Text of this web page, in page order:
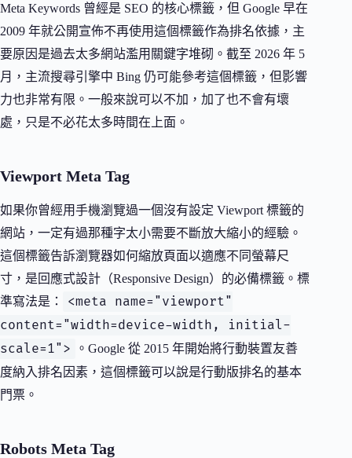
Meta Keywords 曾經是 SEO 的核心標籤，但 Google 早在
2009 年就公開宣佈不再使用這個標籤作為排名依據，主
要原因是過去太多網站濫用關鍵字堆砌。截至 2026 年 5
月，主流搜尋引擎中 Bing 仍可能參考這個標籤，但影響
力也非常有限。一般來說可以不加，加了也不會有壞
處，只是不必花太多時間在上面。
Viewport Meta Tag
如果你曾經用手機瀏覽過一個沒有設定 Viewport 標籤的
網站，一定有過那種字太小需要不斷放大縮小的經驗。
這個標籤告訴瀏覽器如何縮放頁面以適應不同螢幕尺
寸，是回應式設計（Responsive Design）的必備標籤。標
準寫法是：
<meta name="viewport"
content="width=device-width, initial-
scale=1">
。Google 從 2015 年開始將行動裝置友善
度納入排名因素，這個標籤可以說是行動版排名的基本
門票。
Robots Meta Tag